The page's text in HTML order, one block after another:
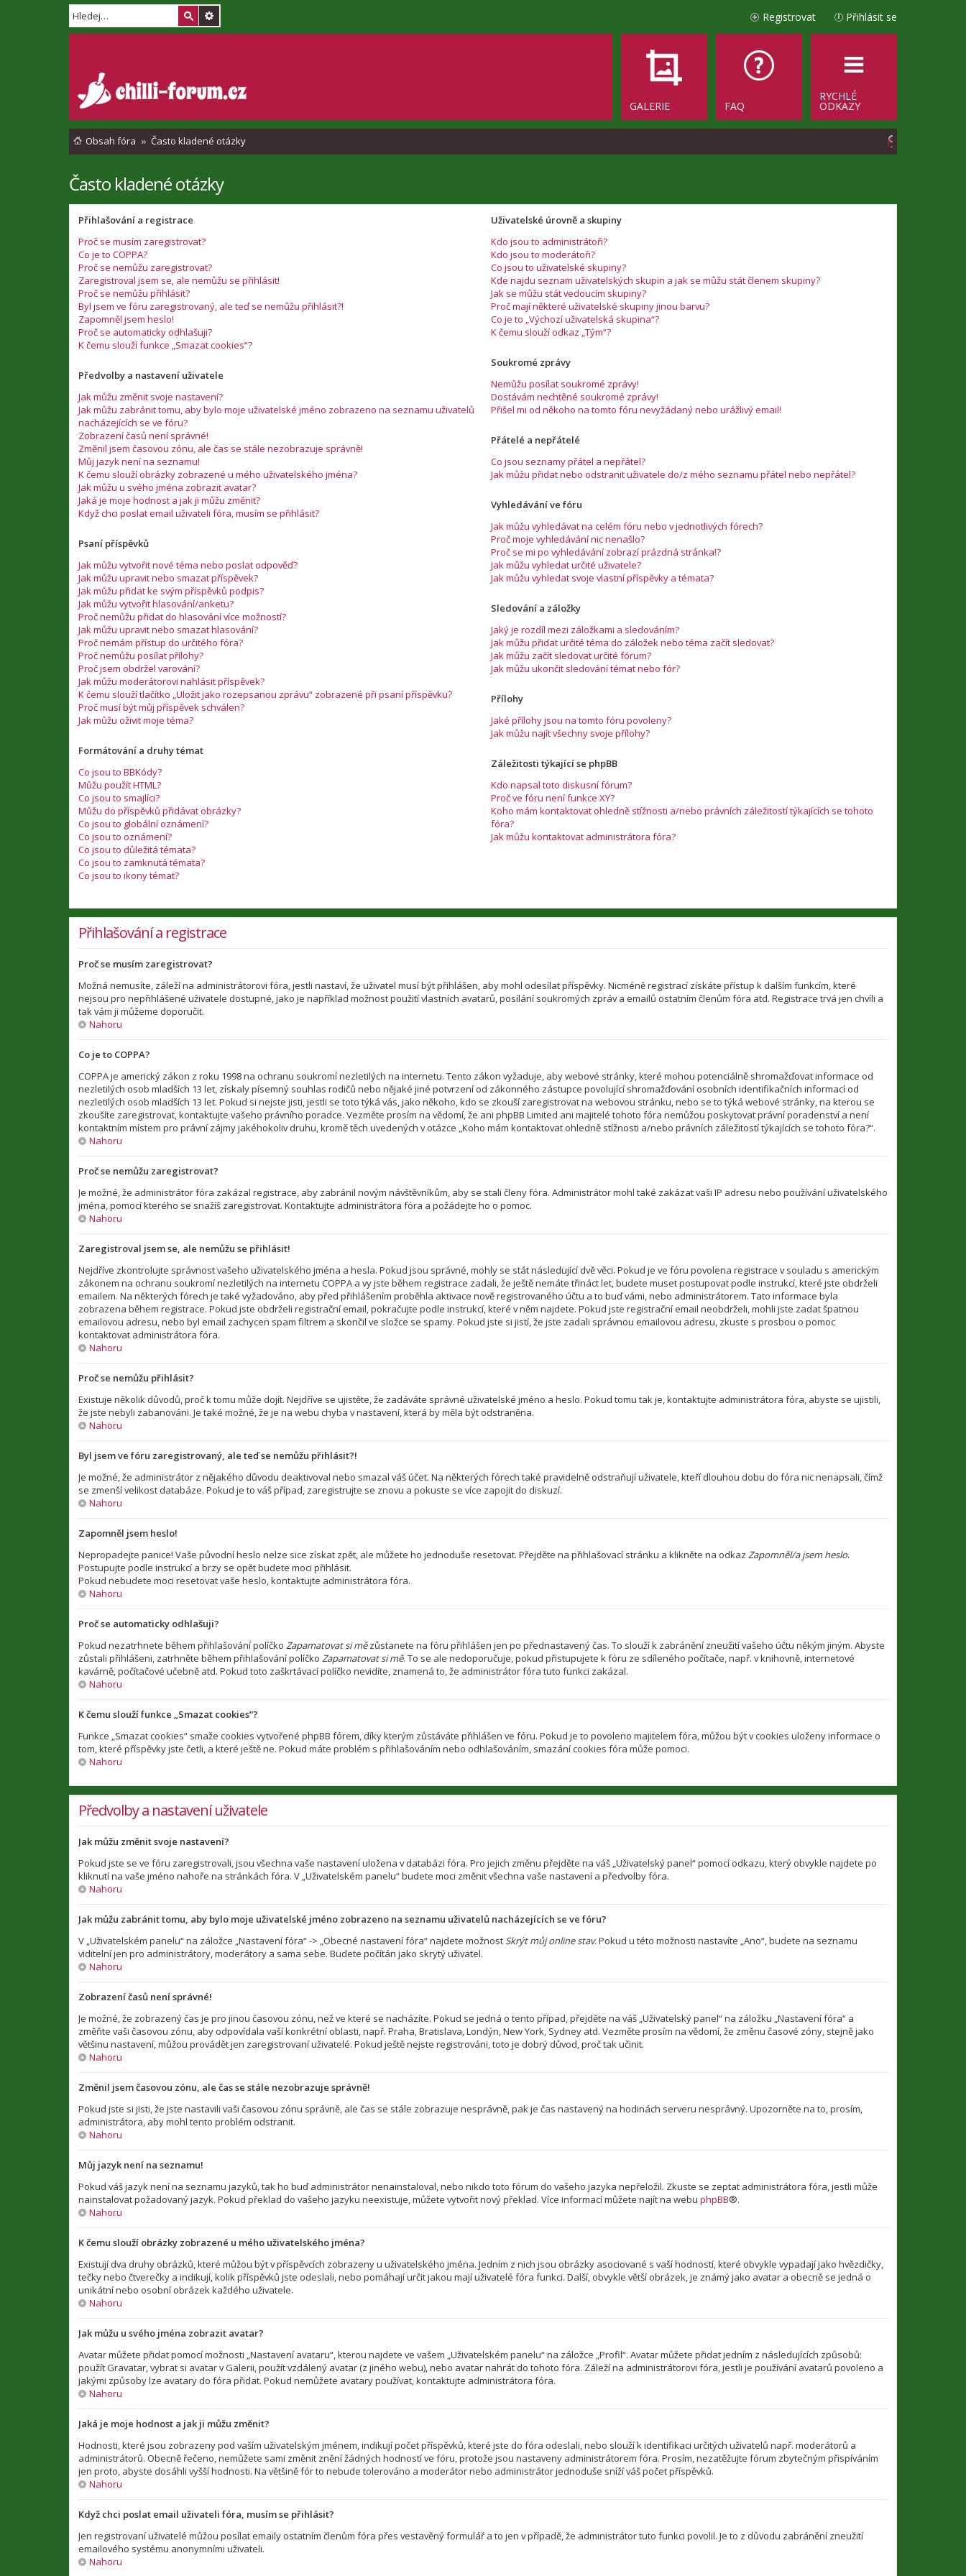
Přihlásit se
Registrovat
RYCHLÉ
ODKAZY
FAQ
GALERIE
Obsah fóra Často kladené otázky
H
Často kladené otázky
Přihlašování a registrace
Proč se musím zaregistrovat?
Co je to COPPA?
Proč se nemůžu zaregistrovat?
Zaregistroval jsem se, ale nemůžu se přihlásit!
Proč se nemůžu přihlásit?
Byl jsem ve fóru zaregistrovaný, ale teď se nemůžu přihlásit?!
Zapomněl jsem heslo!
Proč se automaticky odhlašuji?
K čemu slouží funkce „Smazat cookies“?
Předvolby a nastavení uživatele
Jak můžu změnit svoje nastavení?
Jak můžu zabránit tomu, aby bylo moje uživatelské jméno zobrazeno na seznamu uživatelů
nacházejících se ve fóru?
Zobrazení časů není správné!
Změnil jsem časovou zónu, ale čas se stále nezobrazuje správně!
Můj jazyk není na seznamu!
K čemu slouží obrázky zobrazené u mého uživatelského jména?
Jak můžu u svého jména zobrazit avatar?
Jaká je moje hodnost a jak ji můžu změnit?
Když chci poslat email uživateli fóra, musím se přihlásit?
Psaní příspěvků
Jak můžu vytvořit nové téma nebo poslat odpověď?
Jak můžu upravit nebo smazat příspěvek?
Jak můžu přidat ke svým příspěvků podpis?
Jak můžu vytvořit hlasování/anketu?
Proč nemůžu přidat do hlasování více možností?
Jak můžu upravit nebo smazat hlasování?
Proč nemám přístup do určitého fóra?
Proč nemůžu posílat přílohy?
Proč jsem obdržel varování?
Jak můžu moderátorovi nahlásit příspěvek?
K čemu slouží tlačítko „Uložit jako rozepsanou zprávu“ zobrazené při psaní příspěvku?
Proč musí být můj příspěvek schválen?
Jak můžu oživit moje téma?
Formátování a druhy témat
Co jsou to BBKódy?
Můžu použít HTML?
Co jsou to smajlíci?
Můžu do příspěvků přidávat obrázky?
Co jsou to globální oznámení?
Co jsou to oznámení?
Co jsou to důležitá témata?
Co jsou to zamknutá témata?
Co jsou to ikony témat?
Uživatelské úrovně a skupiny
Kdo jsou to administrátoři?
Kdo jsou to moderátoři?
Co jsou to uživatelské skupiny?
Kde najdu seznam uživatelských skupin a jak se můžu stát členem skupiny?
Jak se můžu stát vedoucím skupiny?
Proč mají některé uživatelské skupiny jinou barvu?
Co je to „Výchozí uživatelská skupina“?
K čemu slouží odkaz „Tým“?
Soukromé zprávy
Nemůžu posílat soukromé zprávy!
Dostávám nechtěné soukromé zprávy!
Přišel mi od někoho na tomto fóru nevyžádaný nebo urážlivý email!
Přátelé a nepřátelé
Co jsou seznamy přátel a nepřátel?
Jak můžu přidat nebo odstranit uživatele do/z mého seznamu přátel nebo nepřátel?
Vyhledávání ve fóru
Jak můžu vyhledávat na celém fóru nebo v jednotlivých fórech?
Proč moje vyhledávání nic nenašlo?
Proč se mi po vyhledávání zobrazí prázdná stránka!?
Jak můžu vyhledat určité uživatele?
Jak můžu vyhledat svoje vlastní příspěvky a témata?
Sledování a záložky
Jaký je rozdíl mezi záložkami a sledováním?
Jak můžu přidat určité téma do záložek nebo téma začít sledovat?
Jak můžu začít sledovat určité fórum?
Jak můžu ukončit sledování témat nebo fór?
Přílohy
Jaké přílohy jsou na tomto fóru povoleny?
Jak můžu najít všechny svoje přílohy?
Záležitosti týkající se phpBB
Kdo napsal toto diskusní fórum?
Proč ve fóru není funkce XY?
Koho mám kontaktovat ohledně stížnosti a/nebo právních záležitostí týkajících se tohoto
fóra?
Jak můžu kontaktovat administrátora fóra?
Přihlašování a registrace
Proč se musím zaregistrovat?
Možná nemusíte, záleží na administrátorovi fóra, jestli nastaví, že uživatel musí být přihlášen, aby mohl odesílat příspěvky. Nicméně registrací získáte přístup k dalším funkcím, které
nejsou pro nepřihlášené uživatele dostupné, jako je například možnost použití vlastních avatarů, posílání soukromých zpráv a emailů ostatním členům fóra atd. Registrace trvá jen chvíli a
tak vám ji můžeme doporučit.
Nahoru
Co je to COPPA?
COPPA je americký zákon z roku 1998 na ochranu soukromí nezletilých na internetu. Tento zákon vyžaduje, aby webové stránky, které mohou potenciálně shromažďovat informace od
nezletilých osob mladších 13 let, získaly písemný souhlas rodičů nebo nějaké jiné potvrzení od zákonného zástupce povolující shromažďování osobních identifikačních informací od
nezletilých osob mladších 13 let. Pokud si nejste jisti, jestli se toto týká vás, jako někoho, kdo se zkouší zaregistrovat na webovou stránku, nebo se to týká webové stránky, na kterou se
zkoušíte zaregistrovat, kontaktujte vašeho právního poradce. Vezměte prosím na vědomí, že ani phpBB Limited ani majitelé tohoto fóra nemůžou poskytovat právní poradenství a není
kontaktním místem pro právní zájmy jakéhokoliv druhu, kromě těch uvedených v otázce „Koho mám kontaktovat ohledně stížnosti a/nebo právních záležitostí týkajících se tohoto fóra?“.
Nahoru
Proč se nemůžu zaregistrovat?
Je možné, že administrátor fóra zakázal registrace, aby zabránil novým návštěvníkům, aby se stali členy fóra. Administrátor mohl také zakázat vaši IP adresu nebo používání uživatelského
jména, pomocí kterého se snažíš zaregistrovat. Kontaktujte administrátora fóra a požádejte ho o pomoc.
Nahoru
Zaregistroval jsem se, ale nemůžu se přihlásit!
Nejdříve zkontrolujte správnost vašeho uživatelského jména a hesla. Pokud jsou správné, mohly se stát následující dvě věci. Pokud je ve fóru povolena registrace v souladu s americkým
zákonem na ochranu soukromí nezletilých na internetu COPPA a vy jste během registrace zadali, že ještě nemáte třináct let, budete muset postupovat podle instrukcí, které jste obdrželi
emailem. Na některých fórech je také vyžadováno, aby před přihlášením proběhla aktivace nově registrovaného účtu a to buď vámi, nebo administrátorem. Tato informace byla
zobrazena během registrace. Pokud jste obdrželi registrační email, pokračujte podle instrukcí, které v něm najdete. Pokud jste registrační email neobdrželi, mohli jste zadat špatnou
emailovou adresu, nebo byl email zachycen spam filtrem a skončil ve složce se spamy. Pokud jste si jistí, že jste zadali správnou emailovou adresu, zkuste s prosbou o pomoc
kontaktovat administrátora fóra.
Nahoru
Proč se nemůžu přihlásit?
Existuje několik důvodů, proč k tomu může dojít. Nejdříve se ujistěte, že zadáváte správné uživatelské jméno a heslo. Pokud tomu tak je, kontaktujte administrátora fóra, abyste se ujistili,
že jste nebyli zabanováni. Je také možné, že je na webu chyba v nastavení, která by měla být odstraněna.
Nahoru
Byl jsem ve fóru zaregistrovaný, ale teď se nemůžu přihlásit?!
Je možné, že administrátor z nějakého důvodu deaktivoval nebo smazal váš účet. Na některých fórech také pravidelně odstraňují uživatele, kteří dlouhou dobu do fóra nic nenapsali, čímž
se zmenší velikost databáze. Pokud je to váš případ, zaregistrujte se znovu a pokuste se více zapojit do diskuzí.
Nahoru
Zapomněl jsem heslo!
Nepropadejte panice! Vaše původní heslo nelze sice získat zpět, ale můžete ho jednoduše resetovat. Přejděte na přihlašovací stránku a klikněte na odkaz Zapomněl/a jsem heslo.
Postupujte podle instrukcí a brzy se opět budete moci přihlásit.
Pokud nebudete moci resetovat vaše heslo, kontaktujte administrátora fóra.
Nahoru
Proč se automaticky odhlašuji?
Pokud nezatrhnete během přihlašování políčko Zapamatovat si mězůstanete na fóru přihlášen jen po přednastavený čas. To slouží k zabránění zneužití vašeho účtu někým jiným. Abyste
zůstali přihlášeni, zatrhněte během přihlašování políčko Zapamatovat si mě. To se ale nedoporučuje, pokud přistupujete k fóru ze sdíleného počítače, např. v knihovně, internetové
kavárně, počítačové učebně atd. Pokud toto zaškrtávací políčko nevidíte, znamená to, že administrátor fóra tuto funkci zakázal.
Nahoru
K čemu slouží funkce „Smazat cookies“?
Funkce „Smazat cookies“ smaže cookies vytvořené phpBB fórem, díky kterým zůstáváte přihlášen ve fóru. Pokud je to povoleno majitelem fóra, můžou být v cookies uloženy informace o
tom, které příspěvky jste četli, a které ještě ne. Pokud máte problém s přihlašováním nebo odhlašováním, smazání cookies fóra může pomoci.
Nahoru
Předvolby a nastavení uživatele
Jak můžu změnit svoje nastavení?
Pokud jste se ve fóru zaregistrovali, jsou všechna vaše nastavení uložena v databázi fóra. Pro jejich změnu přejděte na váš „Uživatelský panel“ pomocí odkazu, který obvykle najdete po
kliknutí na vaše jméno nahoře na stránkách fóra. V „Uživatelském panelu“ budete moci změnit všechna vaše nastavení a předvolby fóra.
Nahoru
Jak můžu zabránit tomu, aby bylo moje uživatelské jméno zobrazeno na seznamu uživatelů nacházejících se ve fóru?
V „Uživatelském panelu“ na záložce „Nastavení fóra“ -> „Obecné nastavení fóra“ najdete možnostSkrýt můj online stav. Pokud u této možnosti nastavíte „Ano“, budete na seznamu
viditelní jen pro administrátory, moderátory a sama sebe. Budete počítán jako skrytý uživatel.
Nahoru
Zobrazení časů není správné!
Je možné, že zobrazený čas je pro jinou časovou zónu, než ve které se nacházíte. Pokud se jedná o tento případ, přejděte na váš „Uživatelský panel“ na záložku „Nastavení fóra“ a
změňte vaši časovou zónu, aby odpovídala vaší konkrétní oblasti, např. Praha, Bratislava, Londýn, New York, Sydney atd. Vezměte prosím na vědomí, že změnu časové zóny, stejně jako
většinu nastavení, můžou provádět jen zaregistrovaní uživatelé. Pokud ještě nejste registrováni, toto je dobrý důvod, proč tak učinit.
Nahoru
Změnil jsem časovou zónu, ale čas se stále nezobrazuje správně!
Pokud jste si jisti, že jste nastavili vaši časovou zónu správně, ale čas se stále zobrazuje nesprávně, pak je čas nastavený na hodinách serveru nesprávný. Upozorněte na to, prosím,
administrátora, aby mohl tento problém odstranit.
Nahoru
Můj jazyk není na seznamu!
Pokud váš jazyk není na seznamu jazyků, tak ho buď administrátor nenainstaloval, nebo nikdo toto fórum do vašeho jazyka nepřeložil. Zkuste se zeptat administrátora fóra, jestli může
nainstalovat požadovaný jazyk. Pokud překlad do vašeho jazyku neexistuje, můžete vytvořit nový překlad. Více informací můžete najít na webu phpBB®.
Nahoru
K čemu slouží obrázky zobrazené u mého uživatelského jména?
Existují dva druhy obrázků, které můžou být v příspěvcích zobrazeny u uživatelského jména. Jedním z nich jsou obrázky asociované s vaší hodností, které obvykle vypadají jako hvězdičky,
tečky nebo čtverečky a indikují, kolik příspěvků jste odeslali, nebo pomáhají určit jakou mají uživatelé fóra funkci. Další, obvykle větší obrázek, je známý jako avatar a obecně se jedná o
unikátní nebo osobní obrázek každého uživatele.
Nahoru
Jak můžu u svého jména zobrazit avatar?
Avatar můžete přidat pomocí možnosti „Nastavení avataru“, kterou najdete ve vašem „Uživatelském panelu“ na záložce „Profil“. Avatar můžete přidat jedním z následujících způsobů:
použít Gravatar, vybrat si avatar v Galerii, použít vzdálený avatar (z jiného webu), nebo avatar nahrát do tohoto fóra. Záleží na administrátorovi fóra, jestli je používání avatarů povoleno a
jakými způsoby lze avatary do fóra přidat. Pokud nemůžete avatary používat, kontaktujte administrátora fóra.
Nahoru
Jaká je moje hodnost a jak ji můžu změnit?
Hodnosti, které jsou zobrazeny pod vaším uživatelským jménem, indikují počet příspěvků, které jste do fóra odeslali, nebo slouží k identifikaci určitých uživatelů např. moderátorů a
administrátorů. Obecně řečeno, nemůžete sami změnit znění žádných hodností ve fóru, protože jsou nastaveny administrátorem fóra. Prosím, nezatěžujte fórum zbytečným přispíváním
jen proto, abyste dosáhli vyšší hodnosti. Na většině fór to nebude tolerováno a moderátor nebo administrátor jednoduše sníží váš počet příspěvků.
Nahoru
Když chci poslat email uživateli fóra, musím se přihlásit?
Jen registrovaní uživatelé můžou posílat emaily ostatním členům fóra přes vestavěný formulář a to jen v případě, že administrátor tuto funkci povolil. Je to z důvodu zabránění zneužití
emailového systému anonymními uživateli.
Nahoru